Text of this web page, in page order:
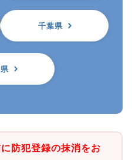
千葉県
防犯登録の抹消をお